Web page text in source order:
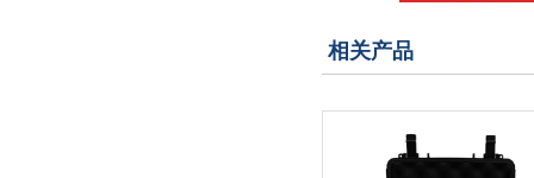
相关产品